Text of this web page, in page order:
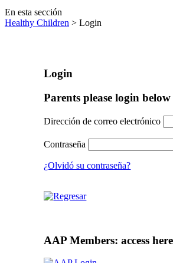
En esta sección
Healthy Children > Login
Login
Parents please login below
Dirección de correo electrónico
Contraseña
¿Olvidó su contraseña?
AAP Members: access here